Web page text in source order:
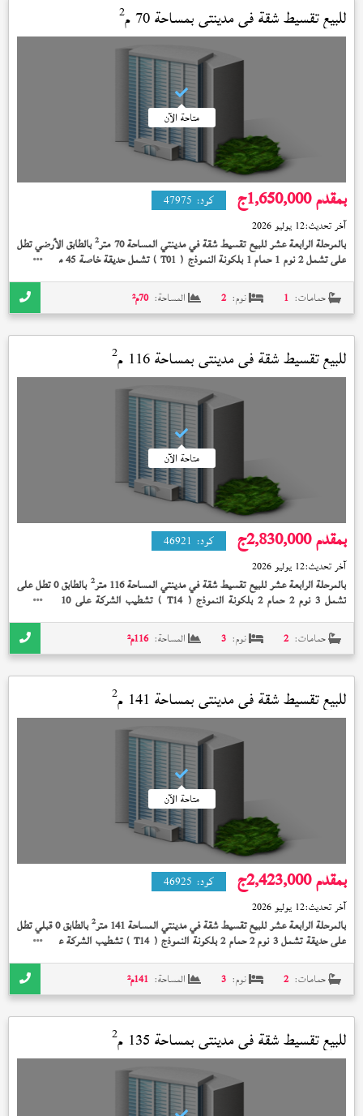
للبيع تقسيط شقة فيمدينتيبمساحة 70 م 2
متاحة الآن
بمقدم 1,650,000 ج كود: 47975
آخر تحديث:12 يوليو 2026
بالمرحلة الرابعة عشر للبيع تقسيط شقة في مدينتي المساحة 70 متر 2بالطابق الأرضي تطل
على تشمل 2 نوم 1 حمام 1 بلكونة النموذج ( T01) تشمل حديقة خاصة 45 متر 2 تشطيب
حمامات: 1 نوم: 2 المساحة: 70م²
للبيع تقسيط شقة فيمدينتيبمساحة 116 م 2
متاحة الآن
بمقدم 2,830,000 ج كود: 46921
آخر تحديث:12 يوليو 2026
بالمرحلة الرابعة عشر للبيع تقسيط شقة في مدينتي المساحة 116 متر 2 بالطابق 0 تطل على
تشمل 3 نوم 2 حمام 2 بلكونة النموذج ( T14 ) تشطيب الشركة على 10 سنة بمقدم
حمامات: 2 نوم: 3 المساحة: 116م²
للبيع تقسيط شقة فيمدينتيبمساحة 141 م 2
متاحة الآن
بمقدم 2,423,000 ج كود: 46925
آخر تحديث:12 يوليو 2026
بالمرحلة الرابعة عشر للبيع تقسيط شقة في مدينتي المساحة 141 متر 2 بالطابق 0 قبلي تطل
على حديقة تشمل 3 نوم 2 حمام 2 بلكونة النموذج ( T14 ) تشطيب الشركة على 10 سنة
حمامات: 2 نوم: 3 المساحة: 141م²
للبيع تقسيط شقة فيمدينتيبمساحة 135 م 2